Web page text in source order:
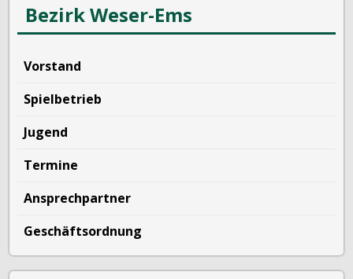
Bezirk Weser-Ems
Vorstand
Spielbetrieb
Jugend
Termine
Ansprechpartner
Geschäftsordnung